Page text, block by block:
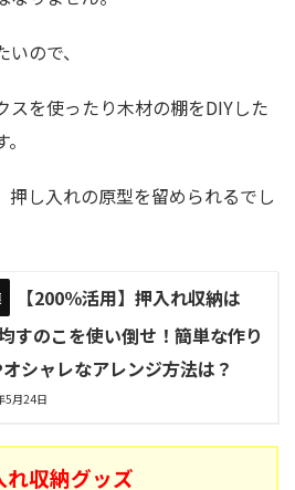
ので、
スを使ったり木材の棚をDIYした
押し入れの原型を留められるでし
【200％活用】押入れ収納は
すのこを使い倒せ！簡単な作り
シャレなアレンジ方法は？
5月24日
れ収納グッズ